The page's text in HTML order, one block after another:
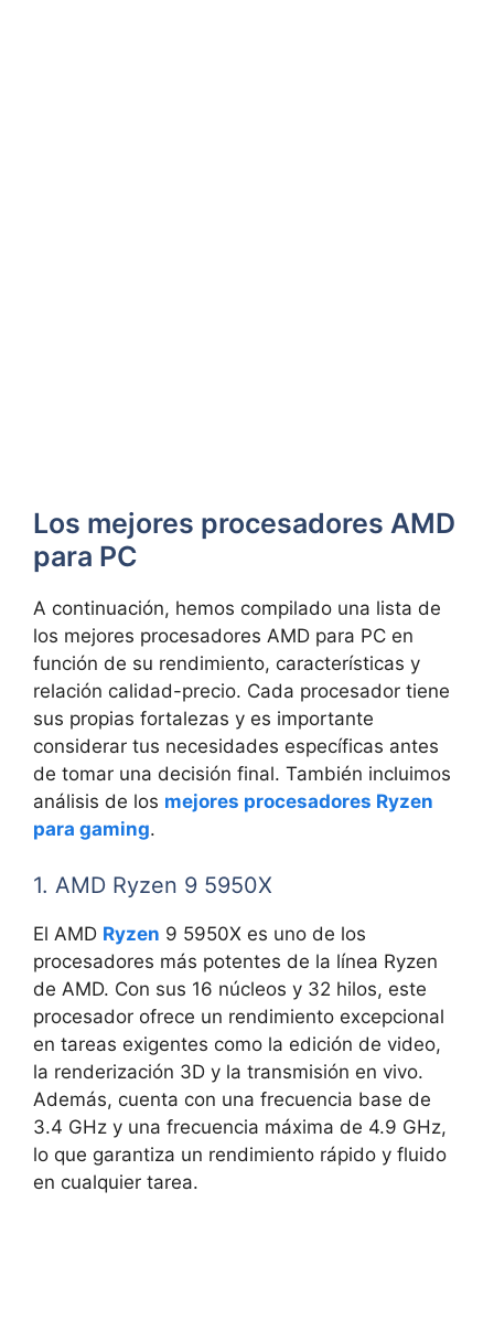
Los mejores procesadores AMD
para PC
A continuación, hemos compilado una lista de
los mejores procesadores AMD para PC en
función de su rendimiento, características y
relación calidad-precio. Cada procesador tiene
sus propias fortalezas y es importante
considerar tus necesidades específicas antes
de tomar una decisión final. También incluimos
análisis de los mejores procesadores Ryzen
para gaming.
1. AMD Ryzen 9 5950X
El AMD Ryzen 9 5950X es uno de los
procesadores más potentes de la línea Ryzen
de AMD. Con sus 16 núcleos y 32 hilos, este
procesador ofrece un rendimiento excepcional
en tareas exigentes como la edición de video,
la renderización 3D y la transmisión en vivo.
Además, cuenta con una frecuencia base de
3.4 GHz y una frecuencia máxima de 4.9 GHz,
lo que garantiza un rendimiento rápido y fluido
en cualquier tarea.